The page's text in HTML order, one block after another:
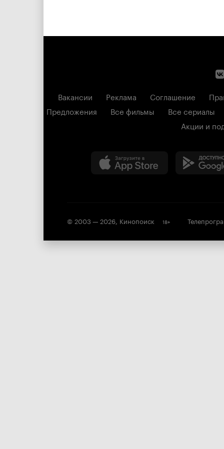
Вакансии Реклама Соглашение
Предложения
Все фильмы
Все сериалы
Акции и
© 2003 — 2026, Кинопоиск 18+